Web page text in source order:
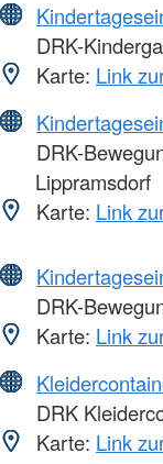
DRK-
Karte: Link
DRK-
Lippramsdorf
Karte: Link
DRK-
Karte: Link
DRK
Karte: Link